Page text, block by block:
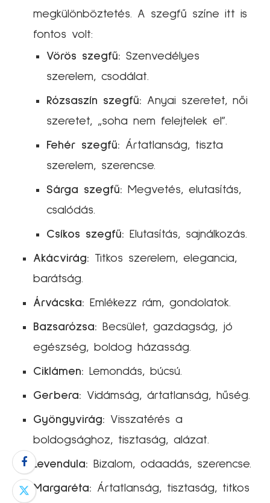
megkülönböztetés. A szegfű színe itt is
fontos volt:
Vörös szegfű: Szenvedélyes
szerelem, csodálat.
Rózsaszín szegfű: Anyai szeretet, női
szeretet, „soha nem felejtelek el”.
Fehér szegfű: Ártatlanság, tiszta
szerelem, szerencse.
Sárga szegfű: Megvetés, elutasítás,
csalódás.
Csíkos szegfű: Elutasítás, sajnálkozás.
Akácvirág: Titkos szerelem, elegancia,
barátság.
Árvácska: Emlékezz rám, gondolatok.
Bazsarózsa: Becsület, gazdagság, jó
egészség, boldog házasság.
Ciklámen: Lemondás, búcsú.
Gerbera: Vidámság, ártatlanság, hűség.
Gyöngyvirág: Visszatérés a
boldogsághoz, tisztaság, alázat.
Levendula: Bizalom, odaadás, szerencse.
Margaréta: Ártatlanság, tisztaság, titkos